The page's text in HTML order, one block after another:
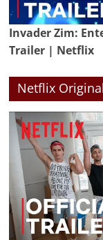
Invader Zim:
Trailer | Netflix
Netflix